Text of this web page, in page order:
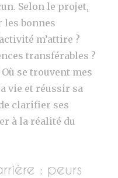
Selon le projet,
les bonnes
m’attire ?
transférables ?
se trouvent mes
vie et réussir sa
clarifier ses
à la réalité du
: peurs